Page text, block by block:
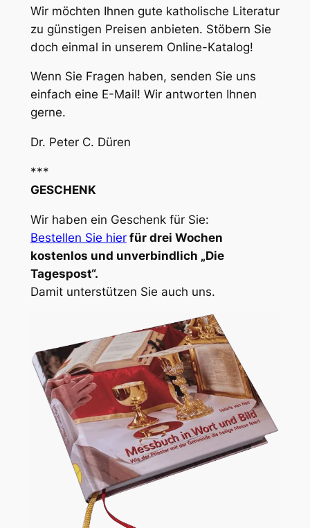
Wir möchten Ihnen gute katholische Literatur
zu günstigen Preisen anbieten. Stöbern Sie
doch einmal in unserem Online-Katalog!
Wenn Sie Fragen haben, senden Sie uns
einfach eine E-Mail! Wir antworten Ihnen
gerne.
Dr. Peter C. Düren
***
GESCHENK
Wir haben ein Geschenk für Sie:
Bestellen Sie hier für drei Wochen
kostenlos und unverbindlich „Die
Tagespost“.
Damit unterstützen Sie auch uns.